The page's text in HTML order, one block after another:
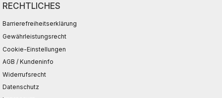
RECHTLICHES
Barrierefreiheitserklärung
Gewährleistungsrecht
Cookie-Einstellungen
AGB / Kundeninfo
Widerrufsrecht
Datenschutz